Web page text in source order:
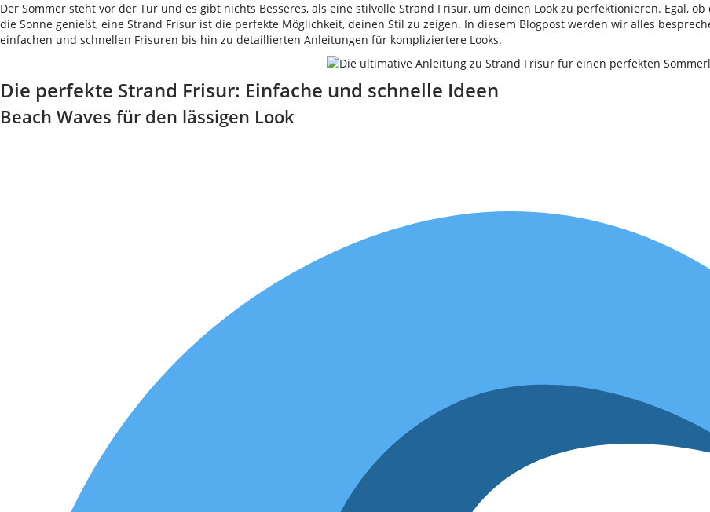
Der Sommer steht vor der Tür und es gibt nichts Besseres, als eine stilvolle Strand Frisur, um deinen Look zu perfektionieren. Egal,
die Sonne genießt, eine Strand Frisur ist die perfekte Möglichkeit, deinen Stil zu zeigen. In diesem Blogpost werden wir alles
einfachen und schnellen Frisuren bis hin zu detaillierten Anleitungen für kompliziertere Looks.
Die perfekte Strand Frisur: Einfache und schnelle Ideen
Beach Waves für den lässigen Look